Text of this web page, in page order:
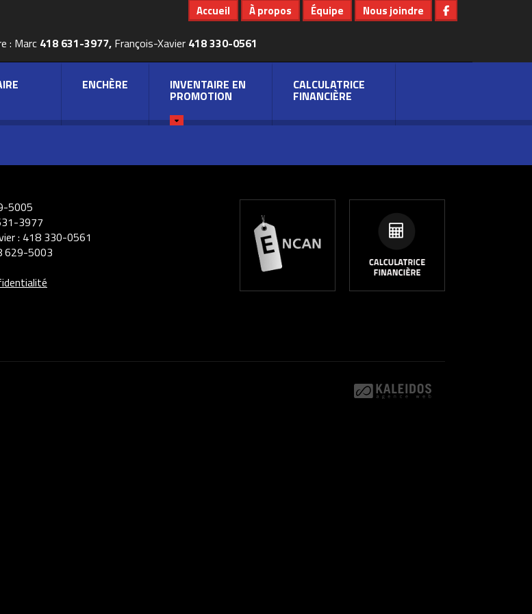
: Marc 418 631-3977, François-Xavier 418 330-0561
Accueil À propos Équipe Nous joindre
ENCHÈRE INVENTAIRE EN
PROMOTION
CALCULATRICE
FINANCIÈRE
5005
3977
: 418 330-0561
629-5003